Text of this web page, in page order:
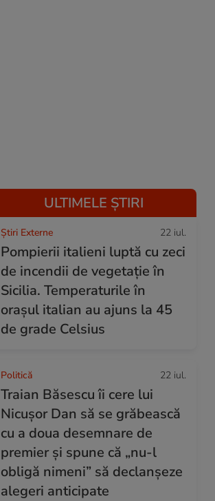
ULTIMELE ȘTIRI
Știri Externe 22 iul.
Pompierii italieni luptă cu zeci
de incendii de vegetație în
Sicilia. Temperaturile în
orașul italian au ajuns la 45
de grade Celsius
Politică 22 iul.
Traian Băsescu îi cere lui
Nicușor Dan să se grăbească
cu a doua desemnare de
premier și spune că „nu-l
obligă nimeni” să declanșeze
alegeri anticipate